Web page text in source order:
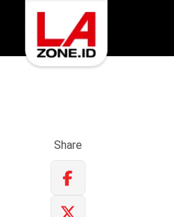
Share